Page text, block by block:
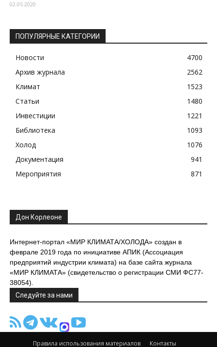
02.05.2020
ПОПУЛЯРНЫЕ КАТЕГОРИИ
Новости
4700
Архив журнала
2562
Климат
1523
Статьи
1480
Инвестиции
1221
Библиотека
1093
Холод
1076
Документация
941
Мероприятия
871
Дон Корлеоне
Интернет-портал «МИР КЛИМАТА/ХОЛОДА» создан в
феврале 2019 года по инициативе АПИК (Ассоциация
предприятий индустрии климата) на базе сайта журнала
«МИР КЛИМАТА» (свидетельство о регистрации СМИ ФС77-
38054).
Следуйте за нами
Правила использования материалов Контакты